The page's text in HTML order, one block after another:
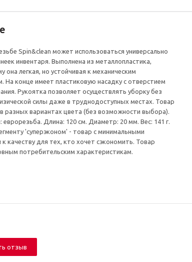
Spin&clean может использоваться универсально
инвентаря. Выполнена из металлопластика,
она легкая, но устойчивая к механическим
На конце имеет пластиковую насадку с отверстием
Рукоятка позволяет осуществлять уборку без
силы даже в труднодоступных местах. Товар
разных вариантах цвета (без возможности выбора).
еврорезьба. Длина: 120 см. Диаметр: 20 мм. Вес: 141 г.
'суперэконом' - товар с минимальными
качеству для тех, кто хочет сэкономить. Товар
потребительским характеристикам.
отзыв